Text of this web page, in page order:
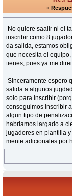
«
No quiere saalir ni el
inscribir como 8
da salida, estamos
que necesita el
tienes, pues ya me
Sinceramente espero
salida a algunos
solo para inscribir
conseguimos inscribir
algun tipo de
habriamos largado a
jugadores en plantilla
mente adicionales por